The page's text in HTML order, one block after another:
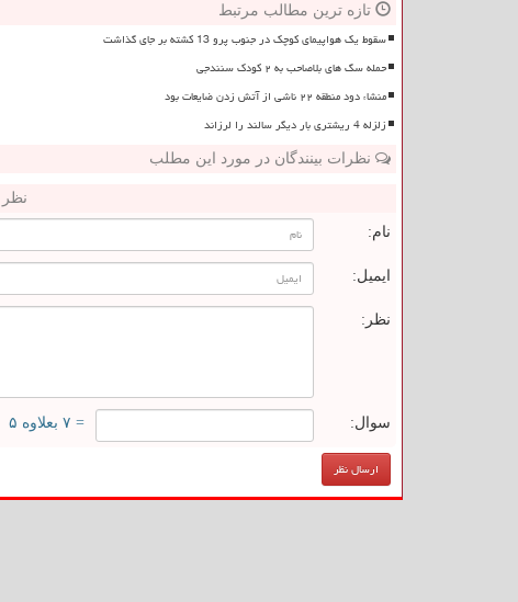
تازه ترین مطالب مرتبط
سقوط یک هواپیمای کوچک در جنوب پرو 13 کشته بر جای گذاشت
حمله سگ های بلاصاحب به ۲ کودک سنندجی
منشاء دود منطقه ۲۲ ناشی از آتش زدن ضایعات بود
زلزله 4 ریشتری بار دیگر سالند را لرزاند
نظرات بینندگان در مورد این مطلب
نام:
ایمیل:
نظر:
سوال: = ۷ بعلاوه ۵